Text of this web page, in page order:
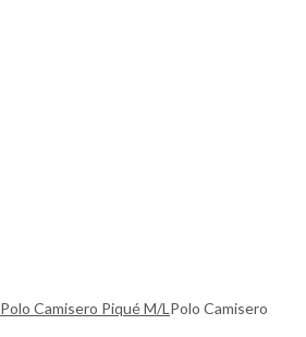
Polo Camisero Piqué M/L Polo Camisero